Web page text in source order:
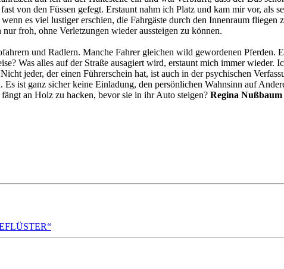
von den Füssen gefegt. Erstaunt nahm ich Platz und kam mir vor, als
es viel lustiger erschien, die Fahrgäste durch den Innenraum fliegen
froh, ohne Verletzungen wieder aussteigen zu können.
und Radlern. Manche Fahrer gleichen wild gewordenen Pferden.
Was alles auf der Straße ausagiert wird, erstaunt mich immer wieder.
jeder, der einen Führerschein hat, ist auch in der psychischen
ist ganz sicher keine Einladung, den persönlichen Wahnsinn auf
an Holz zu hacken, bevor sie in ihr Auto steigen? Regina Nußbaum